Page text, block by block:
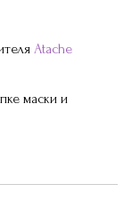
Atache
маски и